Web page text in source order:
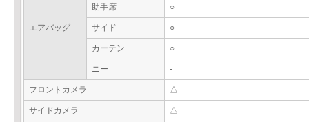
エアバッグ
助手席 ○
サイド ○
カーテン ○
ニー -
フロントカメラ △
サイドカメラ △